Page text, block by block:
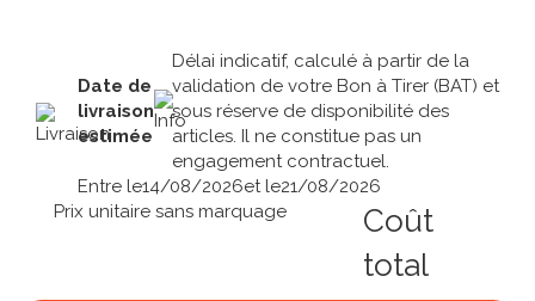
Date de
livraison
estimée
Délai indicatif, calculé à partir de la
validation de votre Bon à Tirer (BAT) et
sous réserve de disponibilité des
articles. Il ne constitue pas un
engagement contractuel.
Entre le14/08/2026et le21/08/2026
Prix unitaire sans marquage
Coût
total